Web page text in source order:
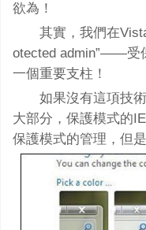
欲為！
其實，我們在
otected admin”——受
一個重要支柱！
如果沒有這項技
大部分，保護模式的
保護模式的管理，但